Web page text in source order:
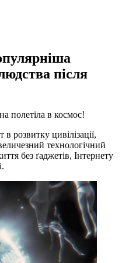
після
полетіла в космос!
розвитку цивілізації,
технологічний
без ґаджетів, Інтернету